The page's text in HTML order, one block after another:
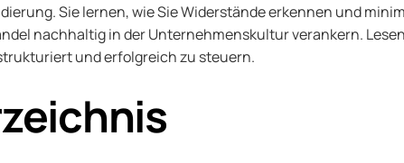
Sie lernen, wie Sie Widerstände erkennen und
nachhaltig in der Unternehmenskultur verankern.
und erfolgreich zu steuern.